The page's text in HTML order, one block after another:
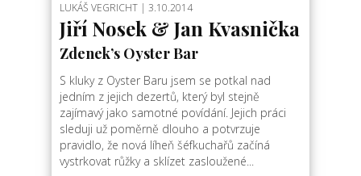
LUKÁŠ VEGRICHT | 3.10.2014
Jiří Nosek & Jan Kvasnička
Zdenek’s Oyster Bar
S kluky z Oyster Baru jsem se potkal nad
jedním z jejich dezertů, který byl stejně
zajímavý jako samotné povídání. Jejich práci
sleduji už poměrně dlouho a potvrzuje
pravidlo, že nová líheň šéfkuchařů začíná
vystrkovat růžky a sklízet zasloužené...